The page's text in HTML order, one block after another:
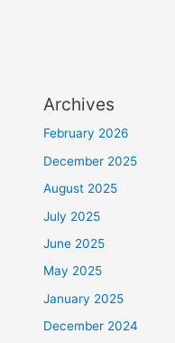
Archives
February 2026
December 2025
August 2025
July 2025
June 2025
May 2025
January 2025
December 2024